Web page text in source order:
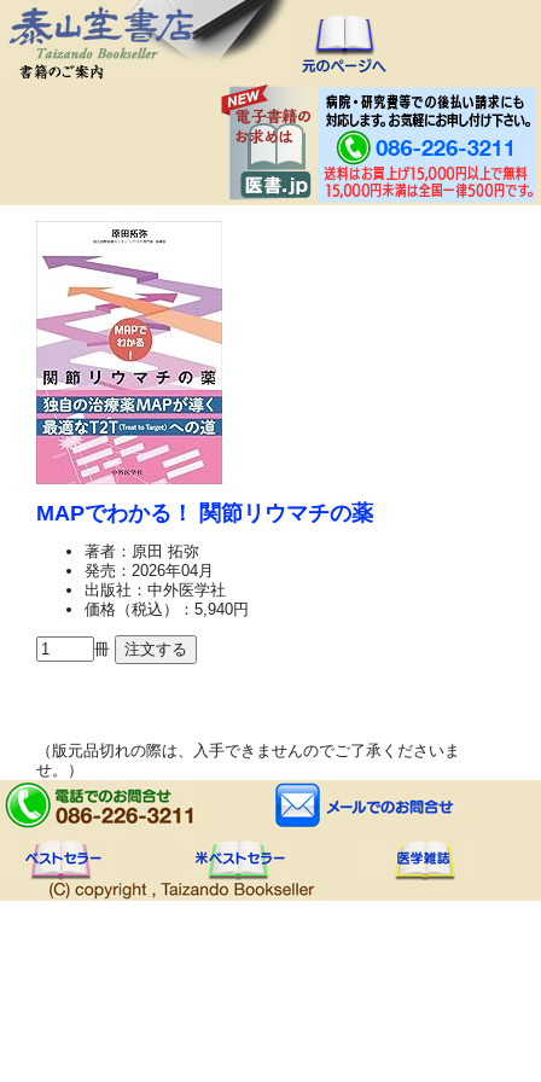
MAPでわかる！ 関節リウマチの薬
著者：原田 拓弥
発売：2026年04月
出版社：中外医学社
価格（税込）：5,940円
冊
（版元品切れの際は、入手できませんのでご了承くださいま
せ。）